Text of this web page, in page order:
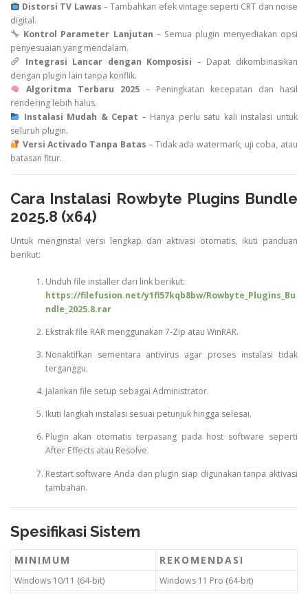
Distorsi TV Lawas – Tambahkan efek vintage seperti CRT dan noise
digital.
Kontrol Parameter Lanjutan – Semua plugin menyediakan opsi
penyesuaian yang mendalam.
Integrasi Lancar dengan Komposisi – Dapat dikombinasikan
dengan plugin lain tanpa konflik.
Algoritma Terbaru 2025– Peningkatan kecepatan dan hasil
rendering lebih halus.
Instalasi Mudah & Cepat – Hanya perlu satu kali instalasi untuk
seluruh plugin.
Versi Activado Tanpa Batas – Tidak ada watermark, uji coba, atau
batasan fitur.
Cara Instalasi Rowbyte Plugins Bundle
2025.8 (x64)
Untuk menginstal versi lengkap dan aktivasi otomatis, ikuti panduan
berikut:
Unduh file installer dari link berikut:
https://filefusion.net/y1fl57kqb8bw/Rowbyte_Plugins_Bu
ndle_2025.8.rar
Ekstrak file RAR menggunakan 7-Zip atau WinRAR.
Nonaktifkan sementara antivirus agar proses instalasi tidak
terganggu.
Jalankan file setup sebagai Administrator.
Ikuti langkah instalasi sesuai petunjuk hingga selesai.
Plugin akan otomatis terpasang pada host software seperti
After Effects atau Resolve.
Restart software Anda dan plugin siap digunakan tanpa aktivasi
tambahan.
Spesifikasi Sistem
MINIMUM REKOMENDASI
Windows 10/11 (64-bit) Windows 11 Pro (64-bit)